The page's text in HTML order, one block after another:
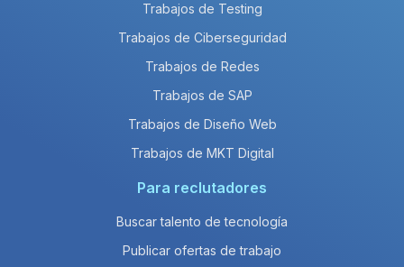
Trabajos de Testing
Trabajos de Ciberseguridad
Trabajos de Redes
Trabajos de SAP
Trabajos de Diseño Web
Trabajos de MKT Digital
Para reclutadores
Buscar talento de tecnología
Publicar ofertas de trabajo